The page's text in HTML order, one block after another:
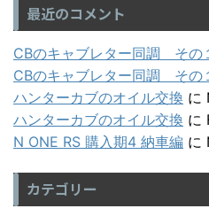
最近のコメント
CBのキャブレター同調 その
CBのキャブレター同調 その
ハンターカブのオイル交換 に
ハンターカブのオイル交換 に
N ONE RS 購入期4 納車編 に
カテゴリー